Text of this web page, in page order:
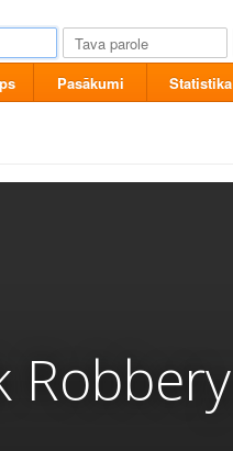
Pasākumi Statistika
Robbery